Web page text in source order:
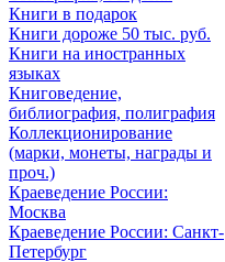
Книги в подарок
Книги дороже 50 тыс. руб.
Книги на иностранных
языках
Книговедение,
библиография, полиграфия
Коллекционирование
(марки, монеты, награды и
проч.)
Краеведение России:
Москва
Краеведение России: Санкт-
Петербург